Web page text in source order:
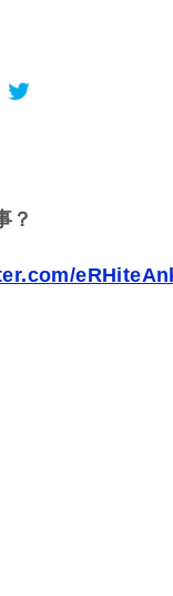
？